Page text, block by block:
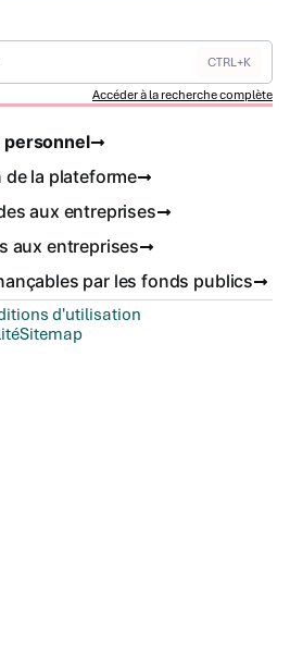
CTRL+K
Accéder à la recherche complète
personnel
de la plateforme
aux entreprises
aux entreprises
par les fonds publics
d'utilisation
Sitemap